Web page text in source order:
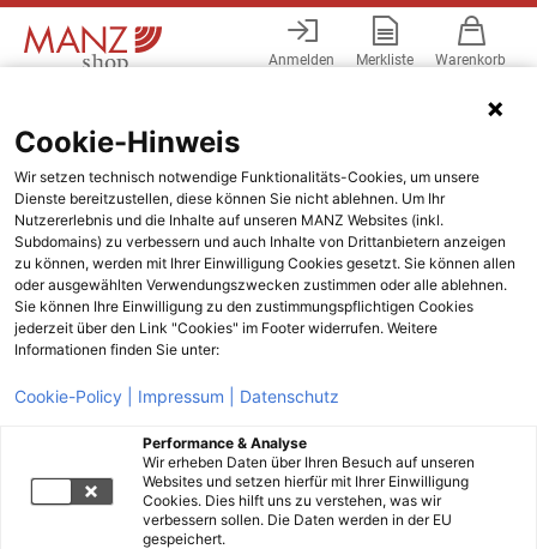
Anmelden Merkliste Warenkorb
Cookie-Hinweis
Wir setzen technisch notwendige Funktionalitäts-Cookies, um unsere
Dienste bereitzustellen, diese können Sie nicht ablehnen. Um Ihr
Nutzererlebnis und die Inhalte auf unseren MANZ Websites (inkl.
Subdomains) zu verbessern und auch Inhalte von Drittanbietern anzeigen
zu können, werden mit Ihrer Einwilligung Cookies gesetzt. Sie können allen
oder ausgewählten Verwendungszwecken zustimmen oder alle ablehnen.
Sie können Ihre Einwilligung zu den zustimmungspflichtigen Cookies
jederzeit über den Link "Cookies" im Footer widerrufen. Weitere
Informationen finden Sie unter:
Cookie-Policy | Impressum | Datenschutz
Performance & Analyse
Wir erheben Daten über Ihren Besuch auf unseren
Websites und setzen hierfür mit Ihrer Einwilligung
Cookies. Dies hilft uns zu verstehen, was wir
verbessern sollen. Die Daten werden in der EU
gespeichert.